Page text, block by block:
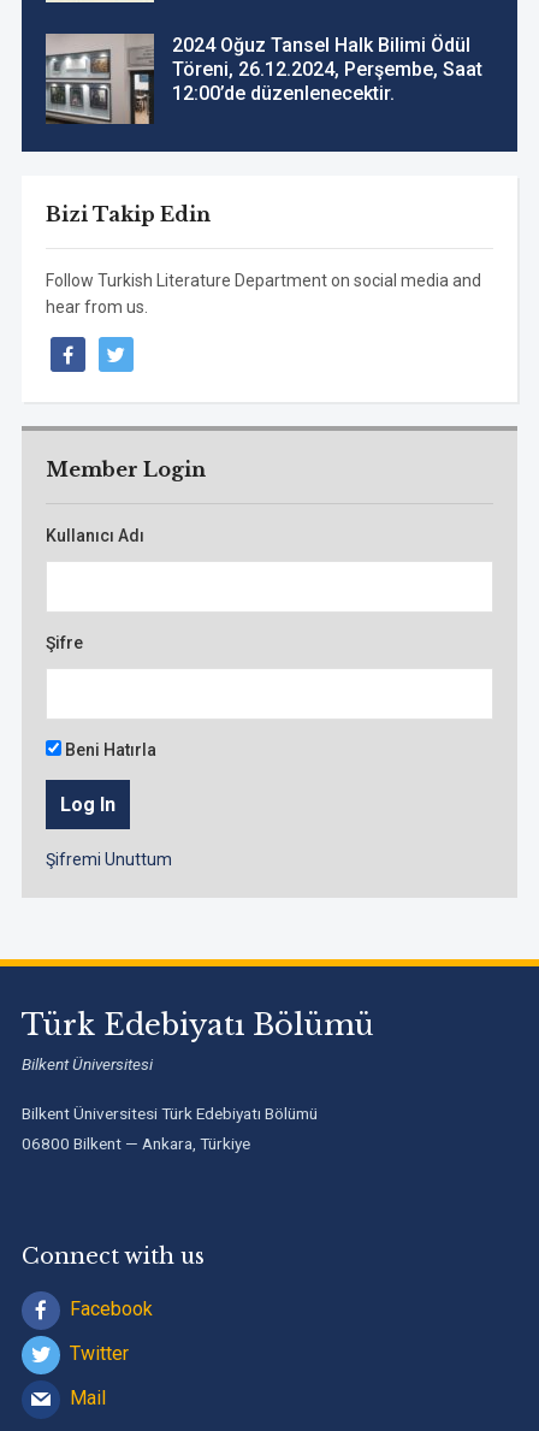
2024 Oğuz Tansel Halk Bilimi Ödül
Töreni, 26.12.2024, Perşembe, Saat
12:00’de düzenlenecektir.
Bizi Takip Edin
Follow Turkish Literature Department on social media and
hear from us.
facebooktwitter
Member Login
Kullanıcı Adı
Şifre
Beni Hatırla
Şifremi Unuttum
Türk Edebiyatı Bölümü
Bilkent Üniversitesi
Bilkent Üniversitesi Türk Edebiyatı Bölümü
06800 Bilkent — Ankara, Türkiye
Connect with us
Facebook
Twitter
Mail